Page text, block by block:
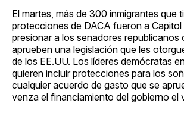
El martes, más de 300 inmigrantes que
protecciones de DACA fueron a Capitol
presionar a los senadores republicanos
aprueben una legislación que les
de los EE.UU. Los líderes demócratas
quieren incluir protecciones para los
cualquier acuerdo de gasto que se
venza el financiamiento del gobierno el